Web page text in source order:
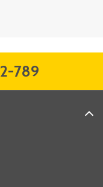
789